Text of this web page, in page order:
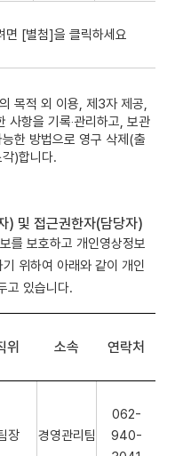
면 [별첨]을 클릭하세요
목적 외 이용, 제3자 제공,
사항을 기록‧관리하고, 보관
한 방법으로 영구 삭제(출
)합니다.
) 및 접근권한자(담당자)
를 보호하고 개인영상정보
위하여 아래와 같이 개인
고 있습니다.
위 소속 연락처
장 경영관리팀
062-
940-